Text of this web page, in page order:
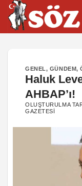
İçeriğe
atla
GENEL, GÜNDEM,
Haluk
AHBAP’ı!
OLUŞTURULMA
GAZETESI